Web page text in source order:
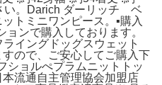
い。Darich ダーリッチ ベ
トミニワンピース。▪️購入
ョンで購入しております。
イングドッグスウェット
ので、ご安心してご購入下
ショルぺプラムニットトッ
流通自主管理協会加盟店